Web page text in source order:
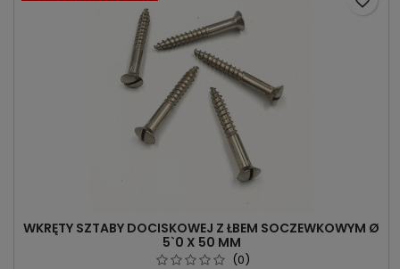
WKRĘTY SZTABY DOCISKOWEJ Z ŁBEM SOCZEWKOWYM Ø
5`0 X 50 MM
(0)